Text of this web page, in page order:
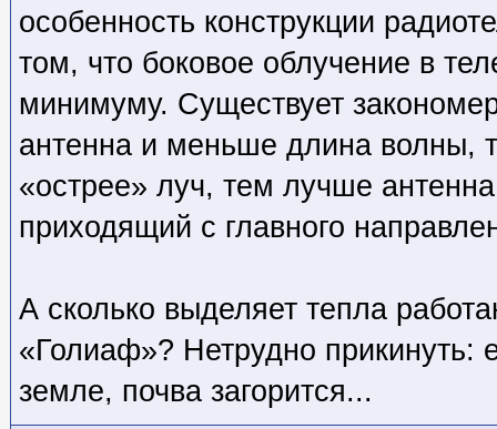
особенность конструкции
том, что боковое облучение в
минимуму. Существует
антенна и меньше длина волны,
«острее» луч, тем лучше
приходящий с главного
А сколько выделяет тепла
«Голиаф»? Нетрудно прикинуть:
земле, почва загорится...